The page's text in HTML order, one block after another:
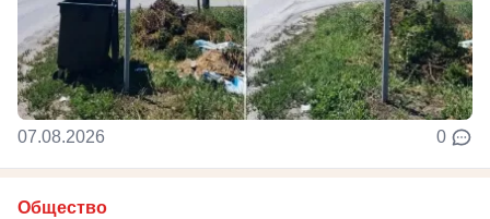
07.08.2026 0
Общество